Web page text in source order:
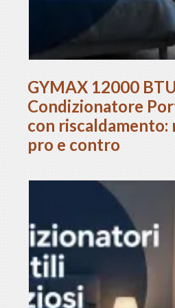
GYMAX 12000 BTU
Condizionatore
con riscaldamento:
pro e contro